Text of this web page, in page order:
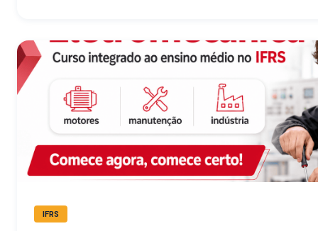
IFRS